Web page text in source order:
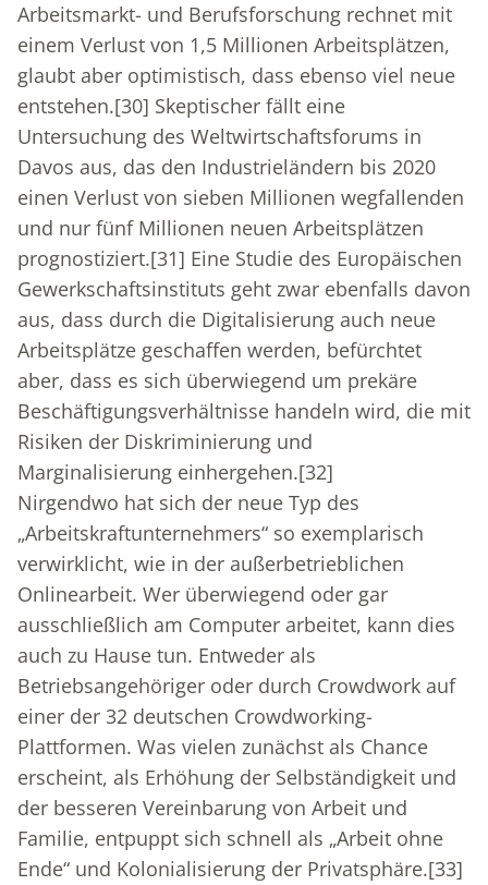
Arbeitsmarkt- und Berufsforschung rechnet mit
einem Verlust von 1,5 Millionen Arbeitsplätzen,
glaubt aber optimistisch, dass ebenso viel neue
entstehen.[30] Skeptischer fällt eine
Untersuchung des Weltwirtschaftsforums in
Davos aus, das den Industrieländern bis 2020
einen Verlust von sieben Millionen wegfallenden
und nur fünf Millionen neuen Arbeitsplätzen
prognostiziert.[31] Eine Studie des Europäischen
Gewerkschaftsinstituts geht zwar ebenfalls davon
aus, dass durch die Digitalisierung auch neue
Arbeitsplätze geschaffen werden, befürchtet
aber, dass es sich überwiegend um prekäre
Beschäftigungsverhältnisse handeln wird, die mit
Risiken der Diskriminierung und
Marginalisierung einhergehen.[32]
Nirgendwo hat sich der neue Typ des
„Arbeitskraftunternehmers“ so exemplarisch
verwirklicht, wie in der außerbetrieblichen
Onlinearbeit. Wer überwiegend oder gar
ausschließlich am Computer arbeitet, kann dies
auch zu Hause tun. Entweder als
Betriebsangehöriger oder durch Crowdwork auf
einer der 32 deutschen Crowdworking-
Plattformen. Was vielen zunächst als Chance
erscheint, als Erhöhung der Selbständigkeit und
der besseren Vereinbarung von Arbeit und
Familie, entpuppt sich schnell als „Arbeit ohne
Ende“ und Kolonialisierung der Privatsphäre.[33]